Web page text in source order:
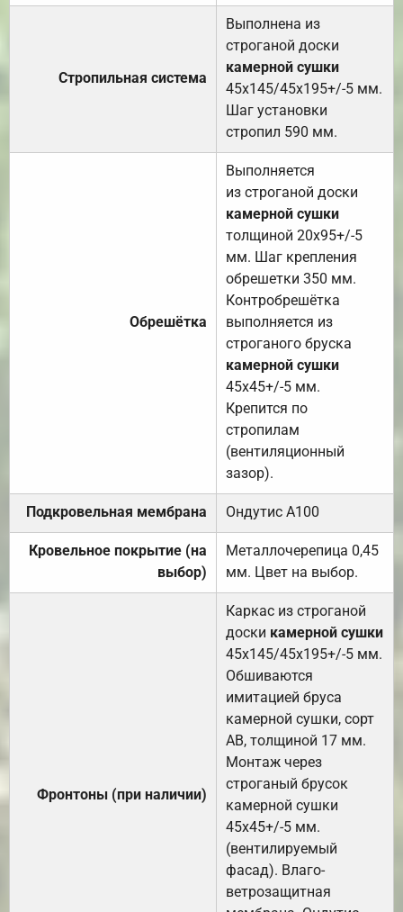
Стропильная система
Выполнена из
строганой доски
камерной сушки
45х145/45х195+/-5 мм.
Шаг установки
стропил 590 мм.
Обрешётка
Выполняется
из строганой доски
камерной сушки
толщиной 20х95+/-5
мм. Шаг крепления
обрешетки 350 мм.
Контробрешётка
выполняется из
строганого бруска
камерной сушки
45х45+/-5 мм.
Крепится по
стропилам
(вентиляционный
зазор).
Подкровельная мембрана Ондутис А100
Кровельное покрытие (на
выбор)
Металлочерепица 0,45
мм. Цвет на выбор.
Фронтоны (при наличии)
Каркас из строганой
доски камерной сушки
45х145/45х195+/-5 мм.
Обшиваются
имитацией бруса
камерной сушки, сорт
АВ, толщиной 17 мм.
Монтаж через
строганый брусок
камерной сушки
45х45+/-5 мм.
(вентилируемый
фасад). Влаго-
ветрозащитная